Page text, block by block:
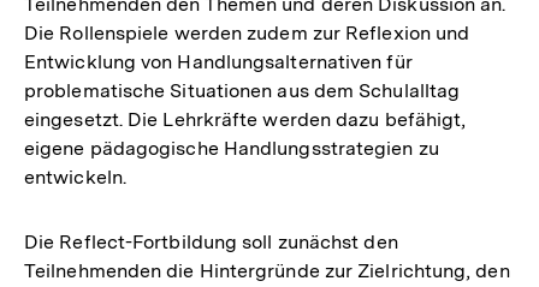
Die Rollenspiele werden zudem zur Reflexion und
Entwicklung von Handlungsalternativen für
problematische Situationen aus dem Schulalltag
eingesetzt. Die Lehrkräfte werden dazu befähigt,
eigene pädagogische Handlungsstrategien zu
entwickeln.
Die Reflect-Fortbildung soll zunächst den
Teilnehmenden die Hintergründe zur Zielrichtung, den